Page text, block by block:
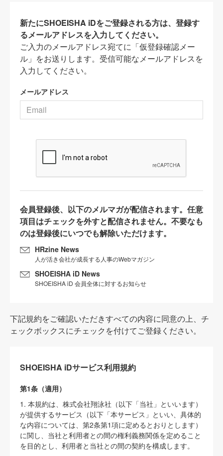
新たにSHOEISHA iDをご登録される方は、登録す
るメールアドレスを入力してください。
ご入力のメールアドレス宛てに「仮登録確認メー
ル」をお送りします。受信可能なメールアドレスを
入力してください。
メールアドレス
会員登録後、以下のメルマガが配信されます。任意
項目はチェックを外すと配信されません。不要なも
のは登録後にいつでも解除いただけます。
HRzine News
人が活き会社が成長する人事のWebマガジン
SHOEISHA iD News
SHOEISHA iD 会員全体に対するお知らせ
下記規約をご確認いただきすべての内容に同意の上、チ
ェックボックスにチェックを付けてご登録ください。
SHOEISHA iDサービス利用規約
第1条（適用）
1. 本規約は、株式会社翔泳社（以下「当社」といいます）
が提供するサービス（以下「本サービス」といい、具体的
な内容については、第2条第1項に定めるとおりとします）
に関し、当社と利用者との間の権利義務関係を定めること
を目的とし、利用者と当社との間の契約を構成します。